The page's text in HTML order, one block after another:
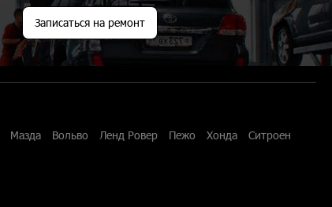
Записаться на ремонт
Мазда Вольво Ленд Ровер Пежо Хонда
Ситроен